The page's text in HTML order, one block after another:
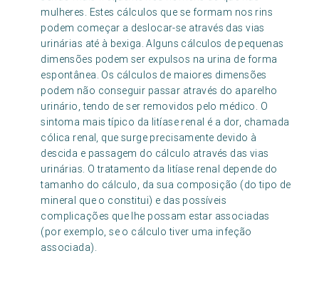
mulheres. Estes cálculos que se formam nos rins
podem começar a deslocar-se através das vias
urinárias até à bexiga. Alguns cálculos de pequenas
dimensões podem ser expulsos na urina de forma
espontânea. Os cálculos de maiores dimensões
podem não conseguir passar através do aparelho
urinário, tendo de ser removidos pelo médico. O
sintoma mais típico da litíase renal é a dor, chamada
cólica renal, que surge precisamente devido à
descida e passagem do cálculo através das vias
urinárias. O tratamento da litíase renal depende do
tamanho do cálculo, da sua composição (do tipo de
mineral que o constitui) e das possíveis
complicações que lhe possam estar associadas
(por exemplo, se o cálculo tiver uma infeção
associada).